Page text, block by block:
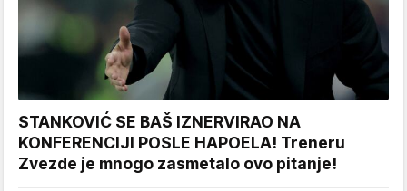
STANKOVIĆ SE BAŠ IZNERVIRAO NA
KONFERENCIJI POSLE HAPOELA! Treneru
Zvezde je mnogo zasmetalo ovo pitanje!